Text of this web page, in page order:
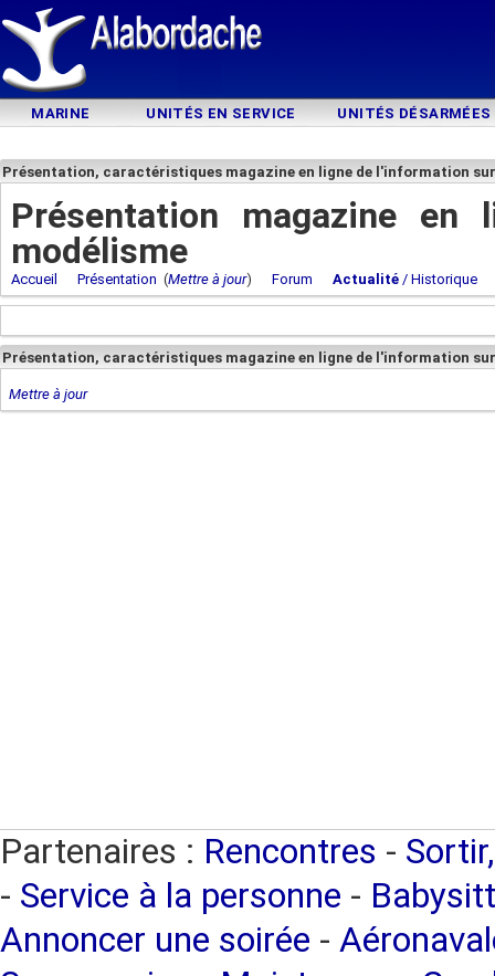
MARINE UNITÉS EN SERVICE UNITÉS DÉSARMÉES
Présentation, caractéristiques magazine en ligne de l'information
Présentation magazine
modélisme
Accueil Présentation (Mettre à jour) Forum Actualité / Historique
Présentation, caractéristiques magazine en ligne de l'information
Mettre à jour
Partenaires : Rencontres -
- Service à la personne -
Annoncer une soirée -